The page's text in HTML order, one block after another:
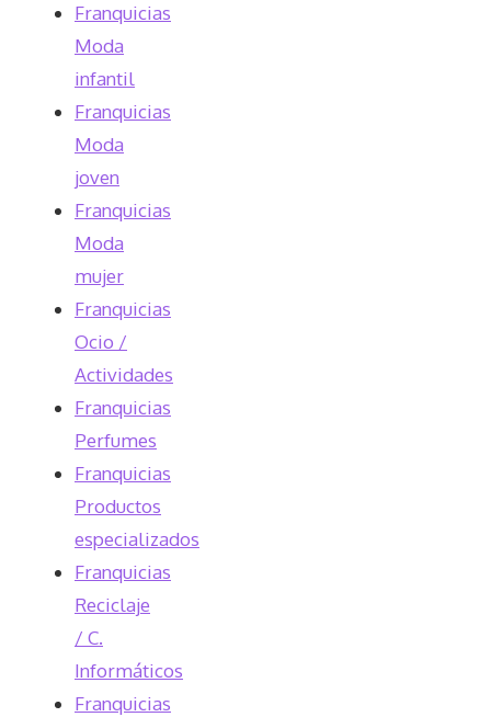
Franquicias
Moda
infantil
Franquicias
Moda
joven
Franquicias
Moda
mujer
Franquicias
Ocio /
Actividades
Franquicias
Perfumes
Franquicias
Productos
especializados
Franquicias
Reciclaje
/ C.
Informáticos
Franquicias